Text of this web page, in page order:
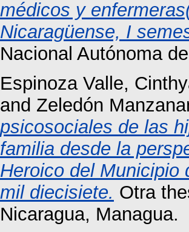
médicos y
Nicaragüense, I
Nacional Autónoma
Espinoza Valle,
and Zeledón
psicosociales de las
familia desde la
Heroico del Municipio
mil diecisiete. Otra
Nicaragua, Managua.